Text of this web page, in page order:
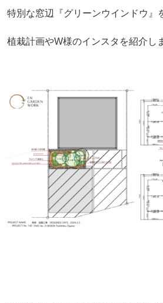
特別な窓辺『グリーンウインドウ』
植栽計画やW様のインスタを紹介し